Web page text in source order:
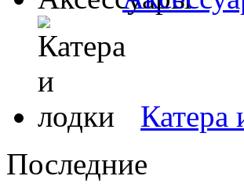
Катера
Последние